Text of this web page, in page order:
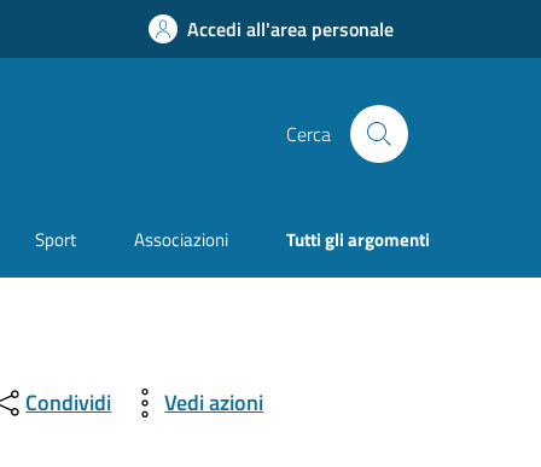
Accedi all'area personale
Cerca
Sport Associazioni Tutti gli argomenti
Condividi Vedi azioni